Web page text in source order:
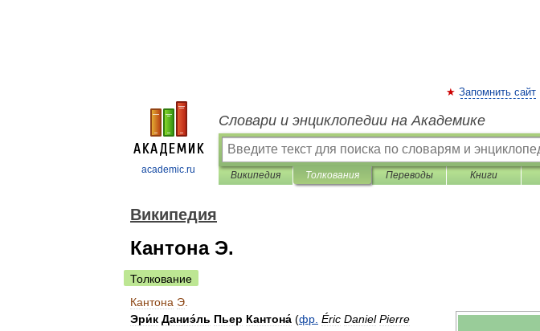
academic.ru
Запомнить сайт
Словари и энциклопедии на Академике
Википедия Толкования Переводы Книги
Википедия
Кантона Э.
Толкование
Кантона Э
Эри́к Даниэ́ль Пьер Кантона́ (фр Éric Daniel Pierre